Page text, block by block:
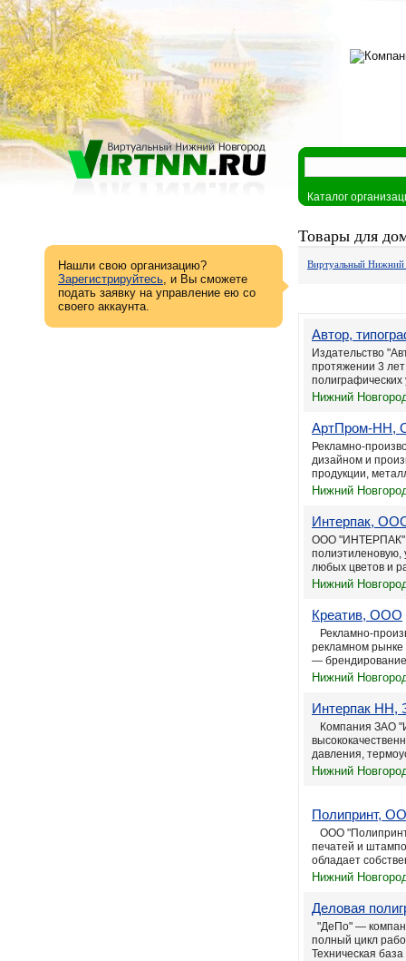
Каталог
Нашли свою организацию?
Зарегистрируйтесь, и Вы сможете
подать заявку на управление ею со
своего аккаунта.
Товары для
Виртуальный
Автор,
Издательство
протяжении 3
полиграфических
Нижний
АртПром-НН,
Рекламно-
дизайном и
продукции,
Нижний
Интерпак,
ООО "ИНТЕРПАК"
полиэтиленовую,
любых цветов и
Нижний
Креатив, ООО
Рекламно-
рекламном рынке
—
Нижний
Интерпак НН,
Компания ЗАО
давления,
Нижний
Полипринт,
ООО
печатей и
обладает
Нижний
Деловая
"ДеПо" —
полный цикл
Техническая